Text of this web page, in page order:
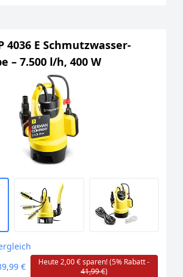
4036 E Schmutzwasser-
– 7.500 l/h, 400 W
€
Heute 2,00 € sparen! (5% Rabatt -
41,99 €)